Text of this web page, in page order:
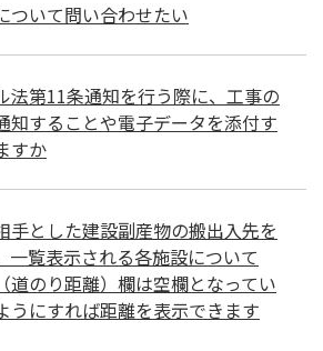
ついて問い合わせたい
法第11条通知を行う際に、工事の
知することや電子データを添付す
すか
手とした建設副産物の搬出入先を
一覧表示される各施設について
道のり距離）欄は空欄となってい
うにすれば距離を表示できます